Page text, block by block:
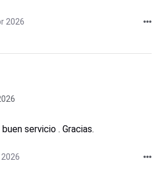
2026
servicio . Gracias.